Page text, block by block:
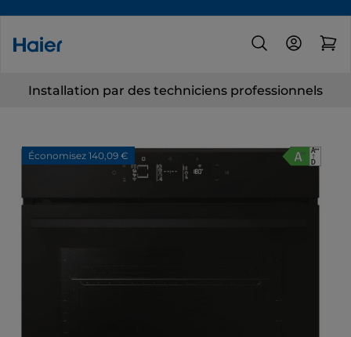
Installation par des techniciens professionnels
Économisez 140,09 €